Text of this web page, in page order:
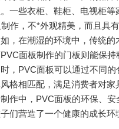
一些衣柜、鞋柜、电视柜等
作，不*外观精美，而且具
，在潮湿的环境中，传统的
面板制作的门板则能保持
，PVC面板可以通过不同的
格相匹配，满足消费者对家
作中，PVC面板的环保、安
们营造了一个健康的成长环